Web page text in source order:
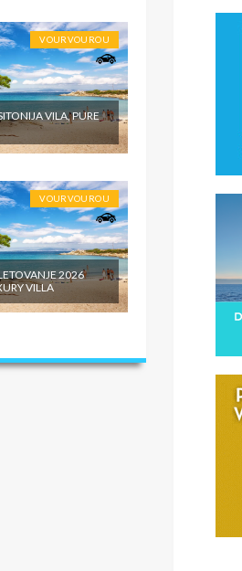
VOURVOUROU
VILA, PURE
VOURVOUROU
2026
VILLA